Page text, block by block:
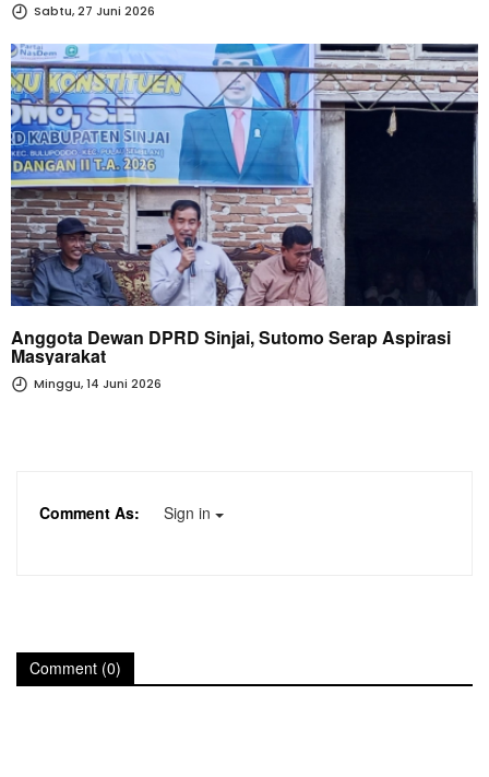
Sabtu, 27 Juni 2026
Anggota Dewan DPRD Sinjai, Sutomo Serap Aspirasi
Masyarakat
Minggu, 14 Juni 2026
Comment As: Sign in
Comment (0)